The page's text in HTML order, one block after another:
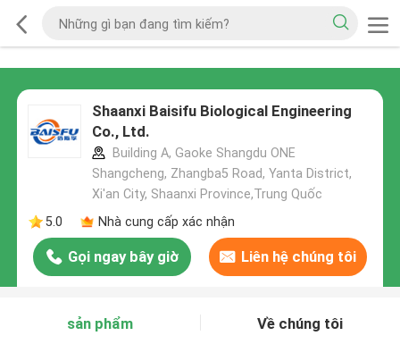
Shaanxi Baisifu Biological Engineering
Co., Ltd.
Building A, Gaoke Shangdu ONE
Shangcheng, Zhangba5 Road, Yanta District,
Xi'an City, Shaanxi Province,Trung Quốc
5.0
Nhà cung cấp xác nhận
Gọi ngay bây giờ Liên hệ chúng tôi
sản phẩm Về chúng tôi